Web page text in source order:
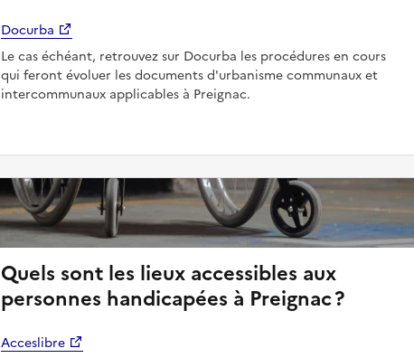
Docurba
Le cas échéant, retrouvez sur Docurba les procédures en cours
qui feront évoluer les documents d'urbanisme communaux et
intercommunaux applicables à Preignac.
Quels sont les lieux accessibles aux
personnes handicapées à Preignac ?
Acceslibre